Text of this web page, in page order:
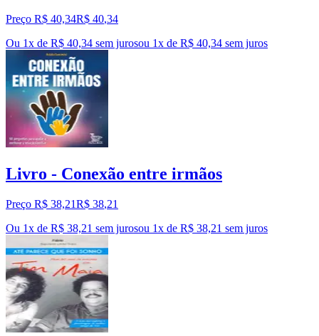
Preço R$ 40,34R$ 40,34
Ou 1x de R$ 40,34 sem jurosou 1x de R$ 40,34 sem juros
Livro - Conexão entre irmãos
Preço R$ 38,21R$ 38,21
Ou 1x de R$ 38,21 sem jurosou 1x de R$ 38,21 sem juros